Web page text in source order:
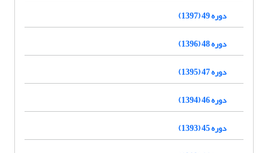
دوره 49 (1397)
دوره 48 (1396)
دوره 47 (1395)
دوره 46 (1394)
دوره 45 (1393)